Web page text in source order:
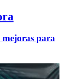
mejoras para